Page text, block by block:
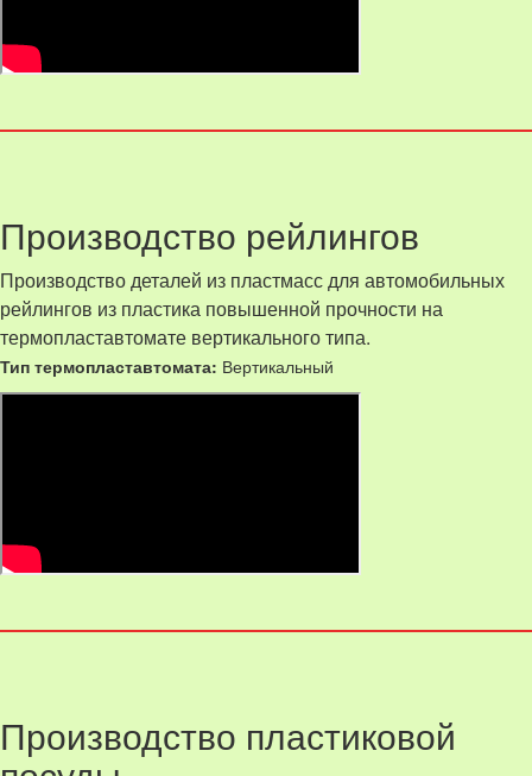
Производство рейлингов
Производство деталей из пластмасс для автомобильных
рейлингов из пластика повышенной прочности на
термопластавтомате вертикального типа.
Тип термопластавтомата: Вертикальный
Производство пластиковой